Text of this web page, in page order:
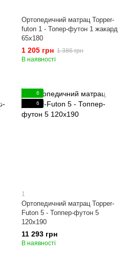
Ортопедичний матрац Topper-
futon 1 - Топер-футон 1 жакард
65x180
1 205 грн 1 386 грн
В наявності
6
6
1
Ортопедичний матрац Topper-
Futon 5 - Топпер-футон 5
120х190
11 293 грн
В наявності